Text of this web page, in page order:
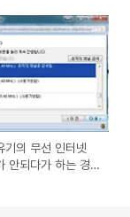
기의 무선 인터넷
안되다가 하는 경